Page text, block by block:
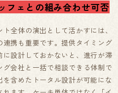
フェとの組み合わせ可否
全体の演出として活かすには、
携も重要です。提供タイミング
設計しておかないと、進行が滞
会社と一括で相談できる体制で
含めたトータル設計が可能にな